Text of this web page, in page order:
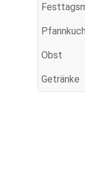
Obst
Getränke